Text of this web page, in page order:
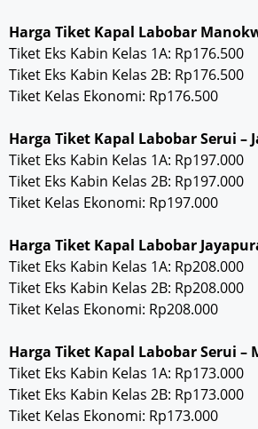
Harga Tiket Kapal Labobar
Tiket Eks Kabin Kelas 1A: Rp176.500
Tiket Eks Kabin Kelas 2B: Rp176.500
Tiket Kelas Ekonomi: Rp176.500
Harga Tiket Kapal Labobar Serui –
Tiket Eks Kabin Kelas 1A: Rp197.000
Tiket Eks Kabin Kelas 2B: Rp197.000
Tiket Kelas Ekonomi: Rp197.000
Harga Tiket Kapal Labobar
Tiket Eks Kabin Kelas 1A: Rp208.000
Tiket Eks Kabin Kelas 2B: Rp208.000
Tiket Kelas Ekonomi: Rp208.000
Harga Tiket Kapal Labobar Serui –
Tiket Eks Kabin Kelas 1A: Rp173.000
Tiket Eks Kabin Kelas 2B: Rp173.000
Tiket Kelas Ekonomi: Rp173.000